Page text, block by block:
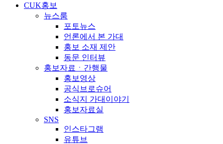
CUK홍보
뉴스룸
포토뉴스
언론에서 본 가대
홍보 소재 제안
동문 인터뷰
홍보자료ㆍ간행물
홍보영상
공식브로슈어
소식지 가대이야기
홍보자료실
SNS
인스타그램
유튜브